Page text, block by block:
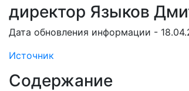
директор Языков
Дата обновления информации -
Источник
Содержание